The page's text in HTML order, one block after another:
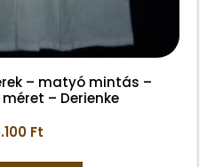
– matyó mintás –
– Derienke
Ft